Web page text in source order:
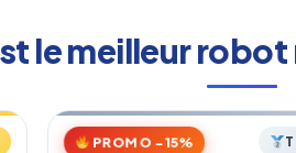
le meilleur robot
PROMO −15%